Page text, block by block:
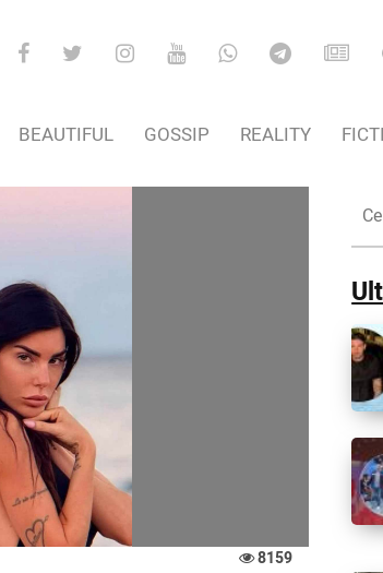
BEAUTIFUL GOSSIP REALITY
8159
nel
Sito